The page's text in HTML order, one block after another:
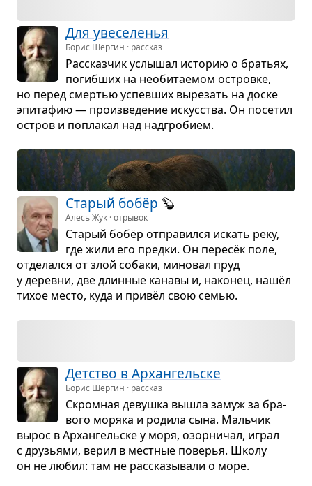
Для уве­се­ле­нья
Борис Шергин · рассказ
Рас­сказ­чик услы­шал исто­рию о бра­тьях,
погиб­ших на необи­та­е­мом островке,
но перед смер­тью успев­ших выре­зать на доске
эпи­та­фию — про­из­ве­де­ние искус­ства. Он посе­тил
остров и попла­кал над над­гро­бием.
Ста­рый бобёр 🦫
Алесь Жук · отрывок
Ста­рый бобёр отпра­вился искать реку,
где жили его предки. Он пересёк поле,
отде­лался от злой собаки, мино­вал пруд
у деревни, две длин­ные канавы и, нако­нец, нашёл
тихое место, куда и привёл свою семью.
Дет­ство в Архан­гель­ске
Борис Шергин · рассказ
Скром­ная девушка вышла замуж за бра­
вого моряка и родила сына. Маль­чик
вырос в Архан­гель­ске у моря, озор­ни­чал, играл
с дру­зьями, верил в мест­ные пове­рья. Школу
он не любил: там не рас­ска­зы­вали о море.